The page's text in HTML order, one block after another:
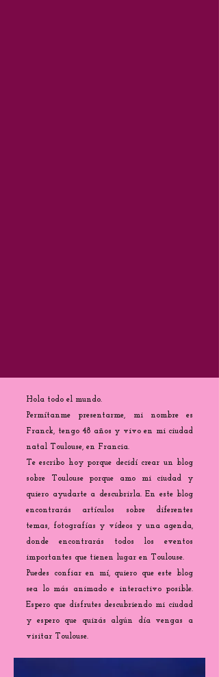
Hola todo el mundo.
Permítanme presentarme, mi nombre es
Franck, tengo 48 años y vivo en mi ciudad
natal Toulouse, en Francia.
Te escribo hoy porque decidí crear un blog
sobre Toulouse porque amo mi ciudad y
quiero ayudarte a descubrirla. En este blog
encontrarás artículos sobre diferentes
temas, fotografías y vídeos y una agenda,
donde encontrarás todos los eventos
importantes que tienen lugar en Toulouse.
Puedes confiar en mí, quiero que este blog
sea lo más animado e interactivo posible.
Espero que disfrutes descubriendo mi ciudad
y espero que quizás algún día vengas a
visitar Toulouse.